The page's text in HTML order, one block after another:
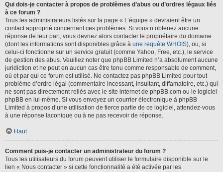
Qui dois-je contacter à propos de problèmes d’abus ou d’ordres légaux liés
à ce forum ?
Tous les administrateurs listés sur la page « L’équipe » devraient être un
contact approprié concernant ces problèmes. Si vous n’obtenez aucune
réponse de leur part, vous devriez alors contacter le propriétaire du domaine
(dont les informations sont disponibles grâce à une requête WHOIS), ou, si
celui-ci fonctionne sur un service gratuit (comme Yahoo, Free, etc.), le service
de gestion des abus. Veuillez noter que phpBB Limited n’a absolument aucune
juridiction et ne peut en aucun cas être tenu comme responsable de comment,
où et par qui ce forum est utilisé. Ne contactez pas phpBB Limited pour tout
problème d’ordre légal (commentaire incessant, insultant, diffamatoire, etc.) qui
ne sont pas directement reliés avec le site internet de phpBB.com ou le logiciel
phpBB en lui-même. Si vous envoyez un courrier électronique à phpBB
Limited à propos d’une utilisation de tierce partie de ce logiciel, attendez-vous
à une réponse laconique ou à ne pas recevoir de réponse.
Haut
Comment puis-je contacter un administrateur du forum ?
Tous les utilisateurs du forum peuvent utiliser le formulaire disponible sur le
lien « Nous contacter » si cette fonctionnalité a été activée par les